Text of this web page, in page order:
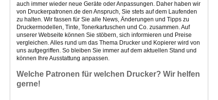
auch immer wieder neue Geräte oder Anpassungen. Daher haben wir
von Druckerpatronen.de den Anspruch, Sie stets auf dem Laufenden
zu halten. Wir fassen für Sie alle News, Änderungen und Tipps zu
Druckermodellen, Tinte, Tonerkartuschen und Co. zusammen. Auf
unserer Webseite können Sie stöbern, sich informieren und Preise
vergleichen. Alles rund um das Thema Drucker und Kopierer wird von
uns aufgegriffen. So bleiben Sie immer auf dem aktuellen Stand und
können Ihre Ausstattung anpassen.
Welche Patronen für welchen Drucker? Wir helfen
gerne!